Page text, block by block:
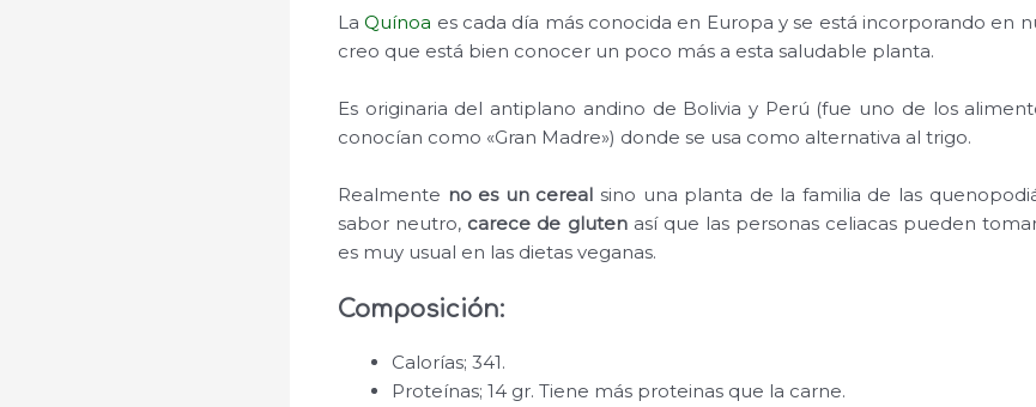
LaQuínoa es cada día más conocida en Europa y se está incorporando en
creo que está bien conocer un poco más a esta saludable planta.
Es originaria del antiplano andino de Bolivia y Perú (fue uno de los
conocían como «Gran Madre») donde se usa como alternativa al trigo.
Realmente no es un cereal sino una planta de la familia de las
sabor neutro, carece de glutenasí que las personas celiacas pueden
es muy usual en las dietas veganas.
Composición:
Calorías; 341.
Proteínas; 14 gr. Tiene más proteinas que la carne.